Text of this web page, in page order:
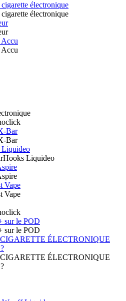
cigarette électronique
cigarette électronique
Accu
Accu
Bar
Bar
Liquideo
Liquideo
Vape
Vape
sur le POD
sur le POD
ÉLECTRONIQUE
ÉLECTRONIQUE